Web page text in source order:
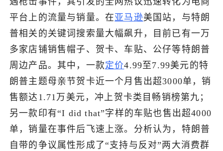
出海导航
出海交流群
了解出海网
平台上的流量与销量。在亚马逊美国站，与特朗
普相关的关键词搜索量大幅飙升，目前已有一万
多家店铺销售帽子、贺卡、车贴、公仔等特朗普
周边产品。其中，一款定价4.99至7.99美元的特
朗普主题母亲节贺卡近一个月售出超3000单，销
售额达1.71万美元，冲上贺卡类目畅销榜第九；
另一款印有“I did that”字样的车贴也售出超4000
单，销量在事件后飞速上涨。分析认为，特朗普
自带的争议属性形成了“支持与反对”两大消费群